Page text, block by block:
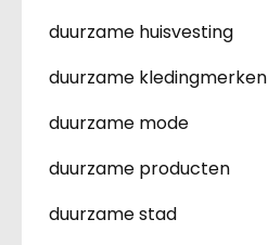
duurzame huisvesting
duurzame kledingmerken
duurzame mode
duurzame producten
duurzame stad